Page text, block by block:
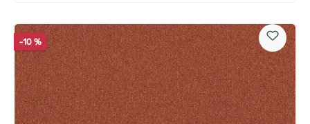
-10 %